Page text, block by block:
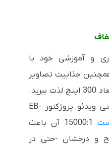
و آموزشی خود با
جذابیت تصاویر
و ویدئوهای باکیفیت در ابعاد 300 اینچ لذت ببرید.
EB-
15000:1 آن باعث
و درخشان -حتی در